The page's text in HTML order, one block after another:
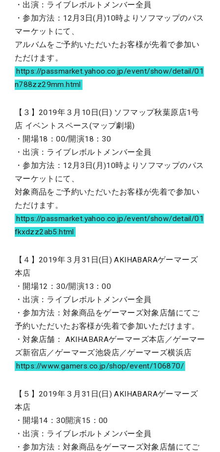
・出演：ライブレボルトメンバー全員
・参加方法：12月3日(月)10時よりソフマップのパス
マーケットにて、
アルバムをご予約いただいたお客様が先着で参加い
ただけます。
https://passmarket.yahoo.co.jp/event/show/detail/01
n788zz29mm.html
【３】2019年３月10日(日) ソフマップ秋葉原店1号
店 イベントスペース(マップ劇場)
・開場18：00/開演18：30
・出演：ライブレボルトメンバー全員
・参加方法：12月3日(月)10時よりソフマップのパス
マーケットにて、
対象商品をご予約いただいたお客様が先着で参加い
ただけます。
https://passmarket.yahoo.co.jp/event/show/detail/01
fkxdzz2ab5.html
【４】2019年３月31日(日) AKIHABARAゲーマーズ
本店
・開場12：30/開演13：00
・出演：ライブレボルトメンバー全員
・参加方法：対象商品をゲーマーズ対象店舗にてご
予約いただいたお客様が先着で参加いただけます。
・対象店舗： AKIHABARAゲーマーズ本店／ゲーマー
ズ新宿店／ゲーマーズ池袋店／ゲーマーズ横浜店
https://www.gamers.co.jp/shop/event/106870/
【５】2019年３月31日(日) AKIHABARAゲーマーズ
本店
・開場14：30開演15：00
・出演：ライブレボルトメンバー全員
・参加方法：対象商品をゲーマーズ対象店舗にてご